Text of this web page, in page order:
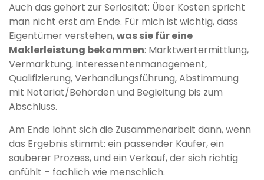
Auch das gehört zur Seriosität: Über Kosten spricht
man nicht erst am Ende. Für mich ist wichtig, dass
Eigentümer verstehen,was sie für eine
Maklerleistung bekommen: Marktwertermittlung,
Vermarktung, Interessentenmanagement,
Qualifizierung, Verhandlungsführung, Abstimmung
mit Notariat/Behörden und Begleitung bis zum
Abschluss.
Am Ende lohnt sich die Zusammenarbeit dann, wenn
das Ergebnis stimmt: ein passender Käufer, ein
sauberer Prozess, und ein Verkauf, der sich richtig
anfühlt – fachlich wie menschlich.